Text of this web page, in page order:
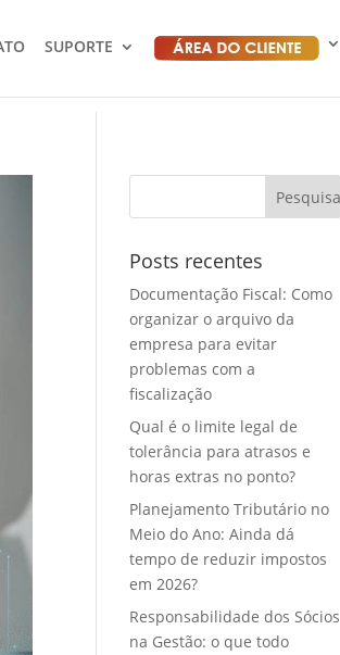
SUPORTE
Posts recentes
Documentação Fiscal: Como
organizar o arquivo da
empresa para evitar
problemas com a
fiscalização
Qual é o limite legal de
tolerância para atrasos e
horas extras no ponto?
Planejamento Tributário no
Meio do Ano: Ainda dá
tempo de reduzir impostos
em 2026?
Responsabilidade dos Sócios
na Gestão: o que todo